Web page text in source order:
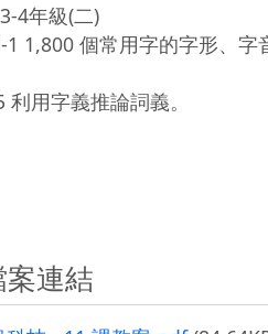
4年級(二)
1 1,800 個常用字的字形、字
用字義推論詞義。
連結